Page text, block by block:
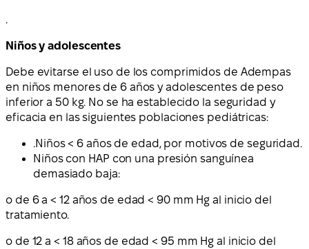
.
Niños y adolescentes
Debe evitarse el uso de los comprimidos de Adempas
en niños menores de 6 años y adolescentes de peso
inferior a 50 kg. No se ha establecido la seguridad y
eficacia en las siguientes poblaciones pediátricas:
.Niños < 6 años de edad, por motivos de seguridad.
Niños con HAP con una presión sanguínea
demasiado baja:
o de 6 a < 12 años de edad < 90 mm Hg al inicio del
tratamiento.
o de 12 a < 18 años de edad < 95 mm Hg al inicio del